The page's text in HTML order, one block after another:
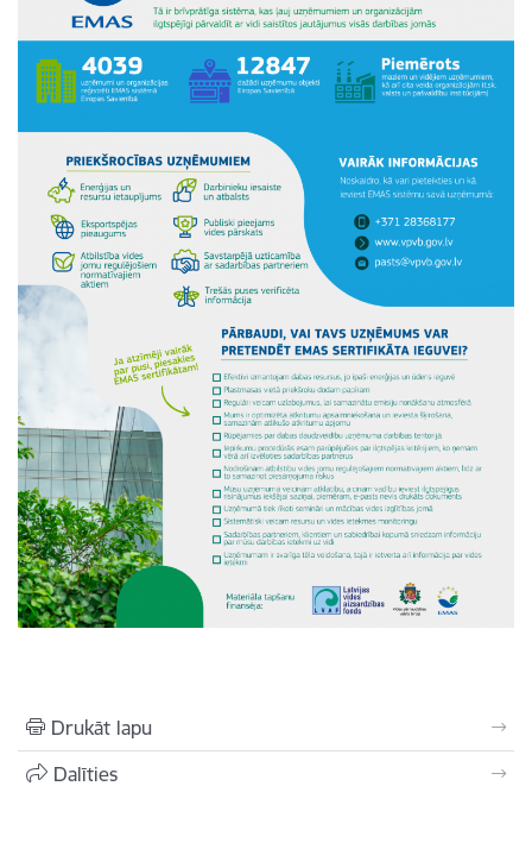
Drukāt lapu
Dalīties